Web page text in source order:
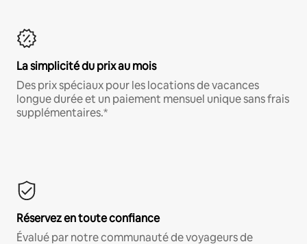
La simplicité du prix au mois
Des prix spéciaux pour les locations de vacances
longue durée et un paiement mensuel unique sans frais
supplémentaires.*
Réservez en toute confiance
Évalué par notre communauté de voyageurs de